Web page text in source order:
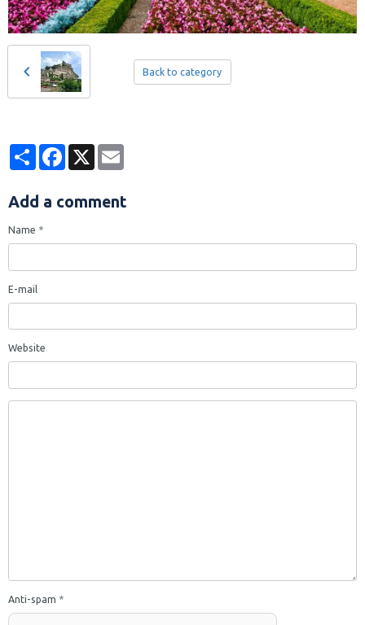
Back to category
PartagerFacebook
Add a comment
Name
E-mail
Website
Anti-spam